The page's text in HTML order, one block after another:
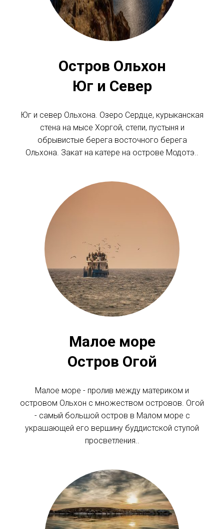
Остров Ольхон
Юг и Север
Юг и север Ольхона. Озеро Сердце, курыканская
стена на мысе Хоргой, степи, пустыня и
обрывистые берега восточного берега
Ольхона. Закат на катере на острове Модотэ..
Малое море
Остров Огой
Малое море - пролив между материком и
островом Ольхон с множеством островов. Огой
- самый большой остров в Малом море с
украшающей его вершину буддистской ступой
просветления..